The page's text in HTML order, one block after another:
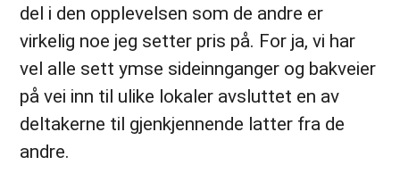
del i den opplevelsen som de andre er
virkelig noe jeg setter pris på. For ja, vi har
vel alle sett ymse sideinnganger og bakveier
på vei inn til ulike lokaler avsluttet en av
deltakerne til gjenkjennende latter fra de
andre.